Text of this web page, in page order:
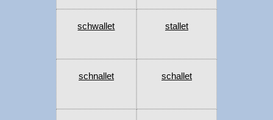
schwallet stallet
schnallet schallet